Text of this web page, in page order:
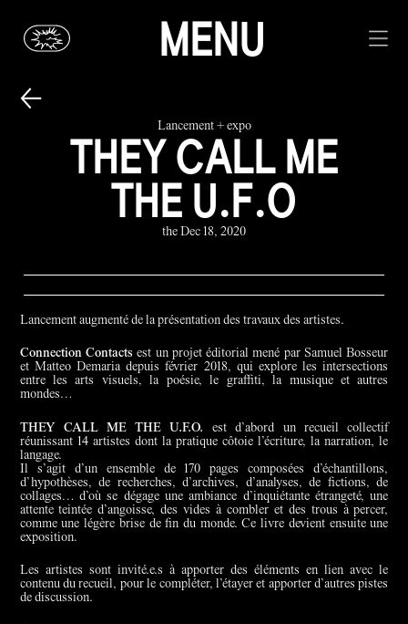
MENU
Lancement + expo
THEY CALL ME
THE U.F.O
the Dec 18, 2020
Lancement augmenté de la présentation des travaux des artistes.
Connection Contacts est un projet éditorial mené par Samuel Bosseur
et Matteo Demaria depuis février 2018, qui explore les intersections
entre les arts visuels, la poésie, le graffiti, la musique et autres
mondes…
THEY CALL ME THE U.F.O. est d’abord un recueil collectif
réunissant 14 artistes dont la pratique côtoie l’écriture, la narration, le
langage.
Il s’agit d’un ensemble de 170 pages composées d’échantillons,
d’hypothèses, de recherches, d’archives, d’analyses, de fictions, de
collages… d’où se dégage une ambiance d’inquiétante étrangeté, une
attente teintée d’angoisse, des vides à combler et des trous à percer,
comme une légère brise de fin du monde. Ce livre devient ensuite une
exposition.
Les artistes sont invité.e.s à apporter des éléments en lien avec le
contenu du recueil, pour le compléter, l’étayer et apporter d’autres pistes
de discussion.